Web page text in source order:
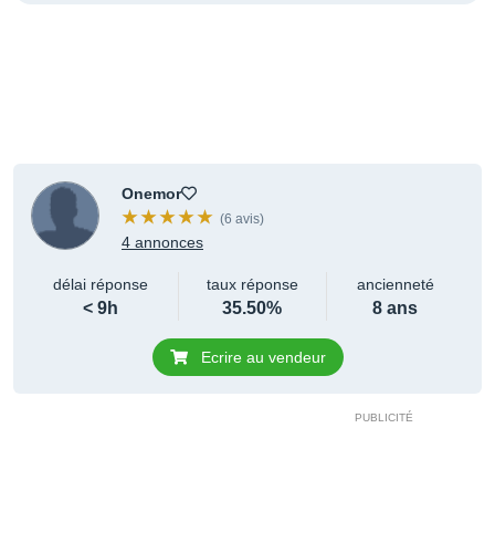
Onemor
(6 avis)
4 annonces
délai réponse
< 9h
taux réponse
35.50%
ancienneté
8 ans
Ecrire au vendeur